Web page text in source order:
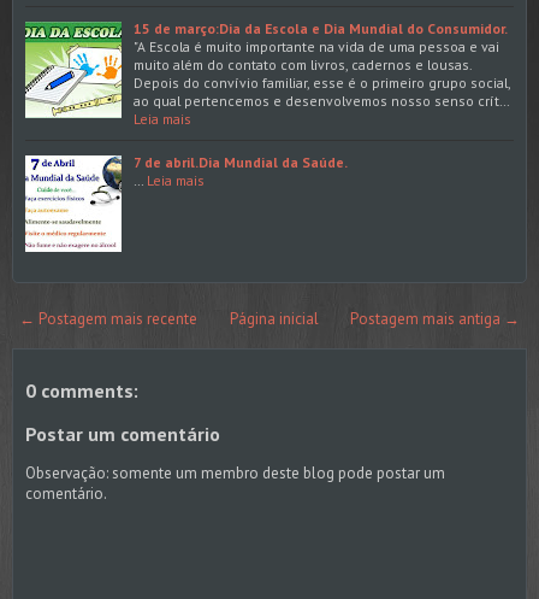
15 de março:Dia da Escola e Dia Mundial do Consumidor.
"A Escola é muito importante na vida de uma pessoa e vai
muito além do contato com livros, cadernos e lousas.
Depois do convívio familiar, esse é o primeiro grupo social,
ao qual pertencemos e desenvolvemos nosso senso crít…
Leia mais
7 de abril.Dia Mundial da Saúde.
… Leia mais
← Postagem mais recente Postagem mais antiga →
Página inicial
0 comments:
Postar um comentário
Observação: somente um membro deste blog pode postar um
comentário.